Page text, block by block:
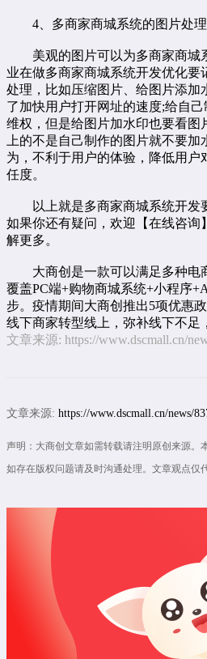
4、多商家商城系统的图片处理
美观的图片可以为多商家商城
业在做多商家商城系统开发优化要
处理，比如压缩图片、给图片添加
了加快用户打开网址的速度;给自
维权，但是给图片加水印也要看图
上的不是自己制作的图片就不要
为，不利于用户的体验，降低用户
任度。
以上就是多商家商城系统开发
如果你还有疑问，欢迎【在线咨询
解更多。
大商创是一款可以满足多种电
覆盖PC端+购物商城系统+小程序
步。疫情期间大商创推出5项优惠
线下商家转型线上，弥补线下不足
文章来源: https://www.dscmall.cn/
文章来源: https://www.dscmall.cn/news/
声明：大商创文章如需转载请注明原创来源。
如存在版权问题请及时沟通处理。文章观点仅